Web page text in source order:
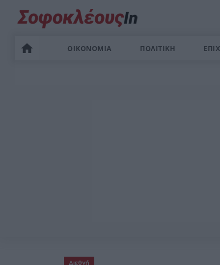
ΟΙΚΟΝΟΜΙΑ ΠΟΛΙΤΙΚΗ
Διεθνή